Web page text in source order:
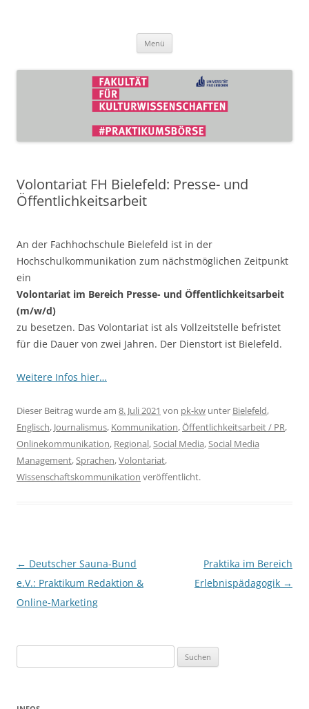
Kulturwissenschaften
Menü
Volontariat FH Bielefeld: Presse- und
Öffentlichkeitsarbeit
An der Fachhochschule Bielefeld ist in der
Hochschulkommunikation zum nächstmöglichen Zeitpunkt
ein
Volontariat im Bereich Presse- und Öffentlichkeitsarbeit
(m/w/d)
zu besetzen. Das Volontariat ist als Vollzeitstelle befristet
für die Dauer von zwei Jahren. Der Dienstort ist Bielefeld.
Weitere Infos hier…
Dieser Beitrag wurde am 8. Juli 2021 von pk-kw unter Bielefeld,
Englisch, Journalismus, Kommunikation,Öffentlichkeitsarbeit / PR,
Onlinekommunikation, Regional,Social Media,Social Media
Management,Sprachen,Volontariat,
Wissenschaftskommunikation veröffentlicht.
Beitragsnavigation
← Deutscher Sauna-Bund
e.V.: Praktikum Redaktion &
Online-Marketing
Praktika im Bereich
Erlebnispädagogik →
nach: